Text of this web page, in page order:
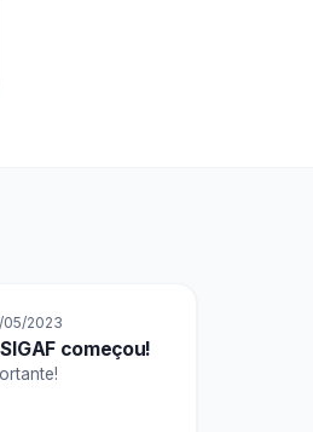
05/2023
começou!